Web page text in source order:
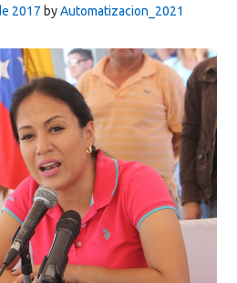
2017 byAutomatizacion_2021